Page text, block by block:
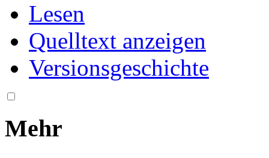
Lesen
Quelltext anzeigen
Versionsgeschichte
Mehr